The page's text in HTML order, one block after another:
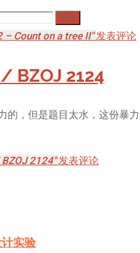
搜索
实验
– Count on a tree II" 发表评论
BZOJ 2124
的，但是题目太水，这份暴
2124" 发表评论
队列